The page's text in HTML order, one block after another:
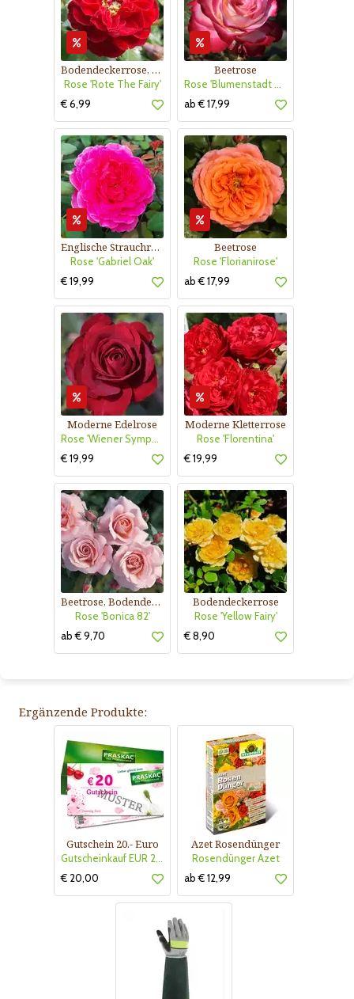
Bodendeckerrose, rot
Rose 'Rote The Fairy'
€ 6,99
Beetrose
Rose 'Blumenstadt Tulln'
ab € 17,99
Englische Strauchrose
Rose 'Gabriel Oak'
€ 19,99
Beetrose
Rose 'Florianirose'
ab € 17,99
Moderne Edelrose
Rose 'Wiener Symphoniker'
€ 19,99
Moderne Kletterrose
Rose 'Florentina'
€ 19,99
Beetrose, Bodendeckerrose
Rose 'Bonica 82'
ab € 9,70
Bodendeckerrose
Rose 'Yellow Fairy'
€ 8,90
Ergänzende Produkte:
Gutschein 20.- Euro
Gutscheinkauf EUR 20.-
€ 20,00
Azet Rosendünger
Rosendünger Azet
ab € 12,99